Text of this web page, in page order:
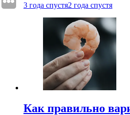
3 года спустя2 года спустя
Как правильно